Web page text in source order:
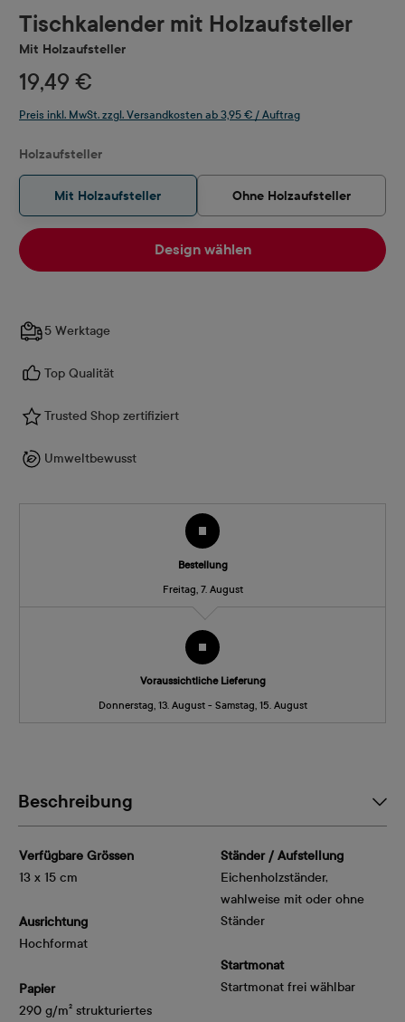
Tischkalender mit Holzaufsteller
Mit Holzaufsteller
19,49 €
Preis inkl. MwSt. zzgl. Versandkosten ab 3,95 € / Auftrag
Holzaufstellerauswählen
Mit Holzaufsteller Ohne Holzaufsteller
Design wählen
5 Werktage
Top Qualität
Trusted Shop zertifiziert
Umweltbewusst
Bestellung
Freitag, 7. August
Voraussichtliche Lieferung
Donnerstag, 13. August - Samstag, 15. August
Beschreibung
Verfügbare Grössen
13 x 15 cm
Ausrichtung
Hochformat
Papier
290 g/m² strukturiertes
Ständer / Aufstellung
Eichenholzständer,
wahlweise mit oder ohne
Ständer
Startmonat
Startmonat frei wählbar